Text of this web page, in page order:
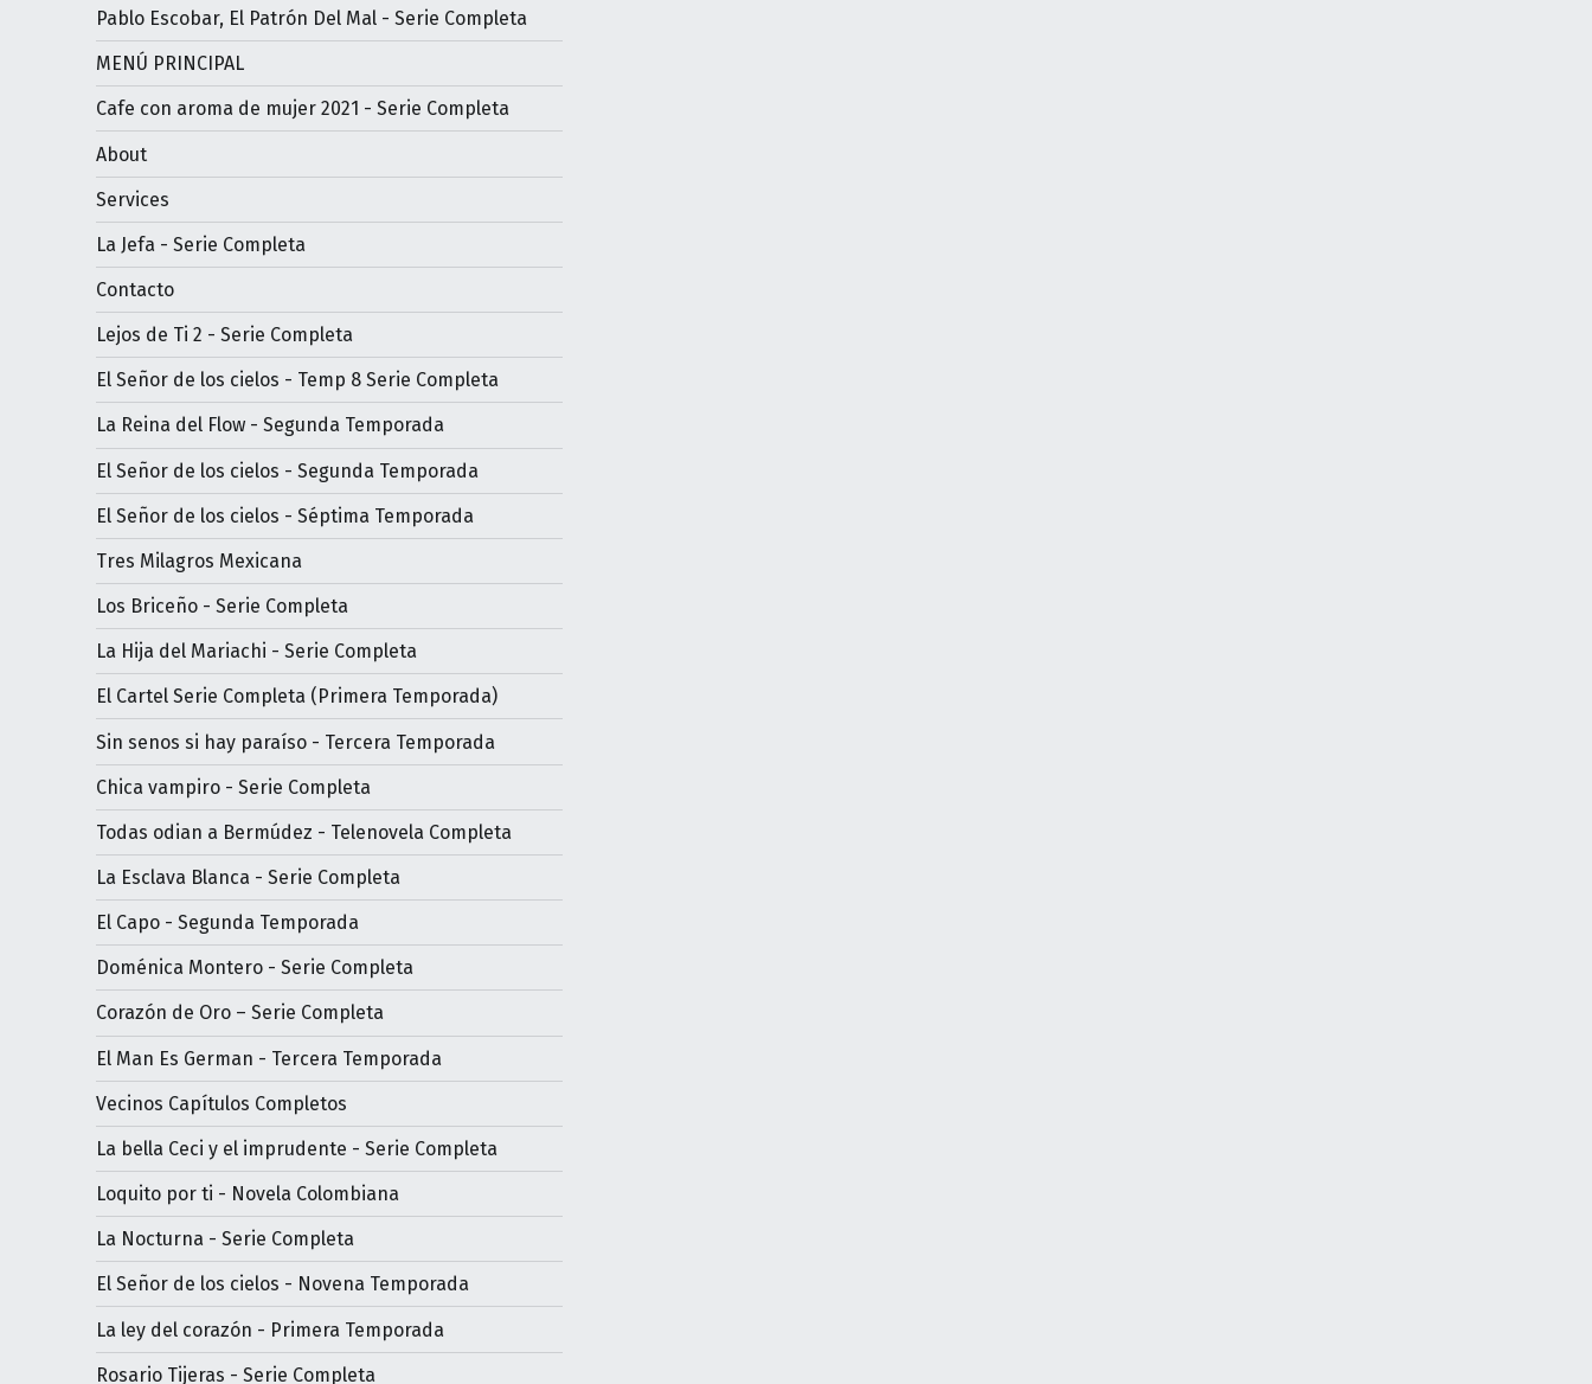
Pablo Escobar, El Patrón Del Mal - Serie Completa
MENÚ PRINCIPAL
Cafe con aroma de mujer 2021 - Serie Completa
About
Services
La Jefa - Serie Completa
Contacto
Lejos de Ti 2 - Serie Completa
El Señor de los cielos - Temp 8 Serie Completa
La Reina del Flow - Segunda Temporada
El Señor de los cielos - Segunda Temporada
El Señor de los cielos - Séptima Temporada
Tres Milagros Mexicana
Los Briceño - Serie Completa
La Hija del Mariachi - Serie Completa
El Cartel Serie Completa (Primera Temporada)
Sin senos si hay paraíso - Tercera Temporada
Chica vampiro - Serie Completa
Todas odian a Bermúdez - Telenovela Completa
La Esclava Blanca - Serie Completa
El Capo - Segunda Temporada
Doménica Montero - Serie Completa
Corazón de Oro – Serie Completa
El Man Es German - Tercera Temporada
Vecinos Capítulos Completos
La bella Ceci y el imprudente - Serie Completa
Loquito por ti - Novela Colombiana
La Nocturna - Serie Completa
El Señor de los cielos - Novena Temporada
La ley del corazón - Primera Temporada
Rosario Tijeras - Serie Completa